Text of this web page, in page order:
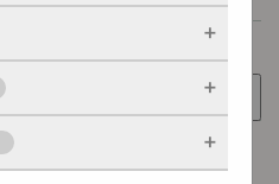
dat de website
dus altijd actief en
Meestal worden
jij iets doet, zoals
invullen of je
Je kunt je browser
hoe vaak onze site
vandaan
populair zijn. Zo
blijven verbeteren.
jouw voorkeuren.
of ingevulde gegevens.